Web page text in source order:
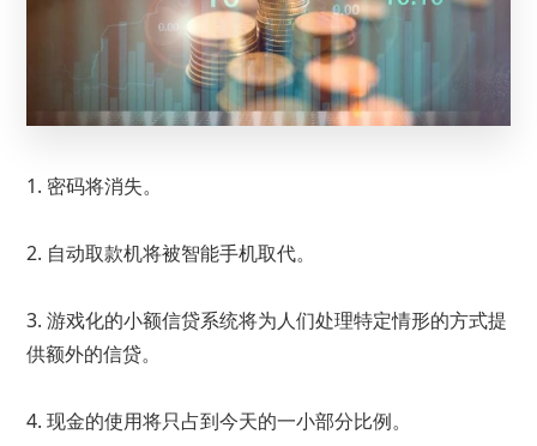
1. 密码将消失。
2. 自动取款机将被智能手机取代。
3. 游戏化的小额信贷系统将为人们处理特定情形的方式提
供额外的信贷。
4. 现金的使用将只占到今天的一小部分比例。